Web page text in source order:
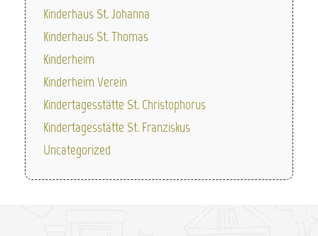
Kinderhaus St. Johanna
Kinderhaus St. Thomas
Kinderheim
Kinderheim Verein
Kindertagesstätte St. Christophorus
Kindertagesstätte St. Franziskus
Uncategorized